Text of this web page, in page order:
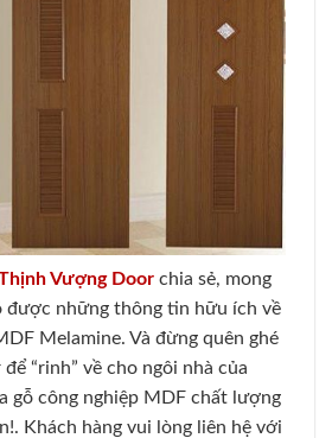
Vượng Door chia sẻ, mong
được những thông tin hữu ích về
Melamine. Và đừng quên ghé
“rinh” về cho ngôi nhà của
gỗ công nghiệp MDF chất lượng
Khách hàng vui lòng liên hệ với